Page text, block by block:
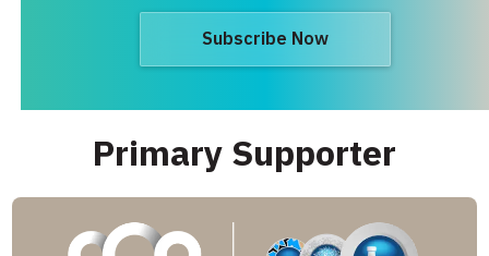
Subscribe Now
Primary Supporter